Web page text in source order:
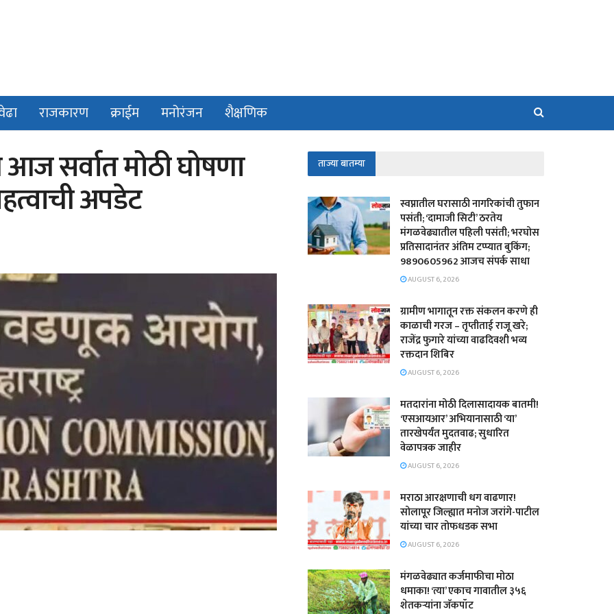
राजकारण क्राईम मनोरंजन शैक्षणिक
सर्वात मोठी घोषणा
अपडेट
ताज्या बातम्या
स्वप्नातील घरासाठी नागरिकांची तुफान
पसंती; ‘दामाजी सिटी’ ठरतेय
मंगळवेढ्यातील पहिली पसंती; भरघोस
प्रतिसादानंतर अंतिम टप्प्यात बुकिंग;
9890605962 आजच संपर्क साधा
AUGUST 6, 2026
ग्रामीण भागातून रक्त संकलन करणे ही
काळाची गरज – तृप्तीताई राजू खरे;
राजेंद्र फुगारे यांच्या वाढदिवशी भव्य
रक्तदान शिबिर
AUGUST 6, 2026
मतदारांना मोठी दिलासादायक बातमी!
‘एसआयआर’ अभियानासाठी ‘या’
तारखेपर्यंत मुदतवाढ; सुधारित
वेळापत्रक जाहीर
AUGUST 6, 2026
मराठा आरक्षणाची धग वाढणार!
सोलापूर जिल्ह्यात मनोज जरांगे-पाटील
यांच्या चार तोफधडक सभा
AUGUST 6, 2026
मंगळवेढ्यात कर्जमाफीचा मोठा
धमाका! ‘त्या’ एकाच गावातील ३५६
शेतकऱ्यांना जॅकपॉट